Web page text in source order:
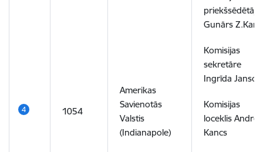
1054
Amerikas
Savienotās
Valstis
(Indianapole)
priekšsēdētājs
Gunārs
Komisijas
sekretāre
Ingrīda
Komisijas
loceklis
Kancs